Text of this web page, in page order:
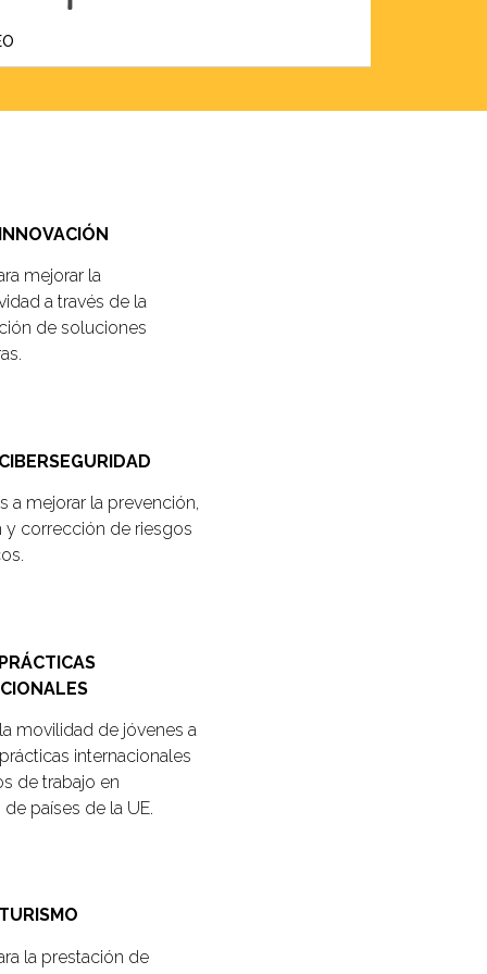
mejorar la
a través de la
de soluciones
a mejorar la prevención,
y corrección de riesgos
movilidad de jóvenes a
internacionales
de trabajo en
países de la UE.
la prestación de